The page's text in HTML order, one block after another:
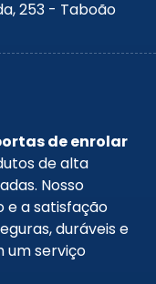
253 - Taboão
de enrolar
de alta
Nosso
e a satisfação
duráveis e
um serviço